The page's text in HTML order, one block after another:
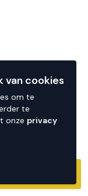
van cookies
om te
te
onze privacy